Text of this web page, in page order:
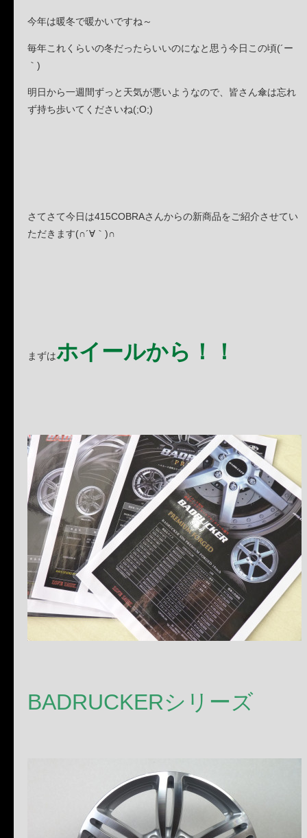
今年は暖冬で暖かいですね～
毎年これくらいの冬だったらいいのになと思う今日この頃(´ー
｀)
明日から一週間ずっと天気が悪いようなので、皆さん傘は忘れ
ず持ち歩いてくださいね(;O;)
さてさて今日は415COBRAさんからの新商品をご紹介させてい
ただきます(∩´∀｀)∩
まずはホイールから！！
BADRUCKERシリーズ